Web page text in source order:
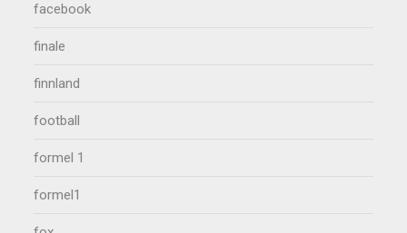
facebook
finale
finnland
football
formel 1
formel1